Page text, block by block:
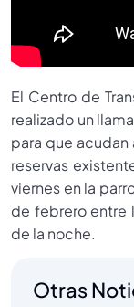
El Centro de
realizado un
para que
reservas
viernes en la
de febrero entre
de la noche.
Otras